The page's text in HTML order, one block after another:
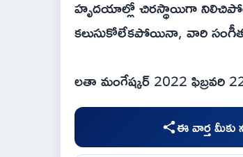
హృదయాల్లో చిరస్థాయిగా
కలుసుకోలేకపోయినా, వారి సంగీత
లతా మంగేష్కర్ 2022 ఫిబ్రవరి
ఈ వార్త మీకు